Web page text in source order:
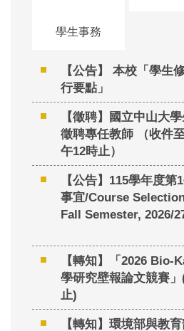
學生事務
【公告】 本校「學生
行要點」
【徵聘】國立中山大
徵聘專任教師 （收件
午12時止）
【公告】115學年度第
事宜/Course
Fall Semester, 2026/
【轉知】「2026 Bio-
學研究壁報論文競賽
止)
【轉知】環境部與教